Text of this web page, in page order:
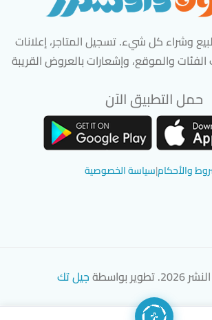
وشراء كل شيء. تسجيل المتاجر، إعلانات
والموقع، وإشعارات بالعروض القريبة
حمل التطبيق الآن
والأحكام|سياسة الخصوصية
بواسطة جيل تك